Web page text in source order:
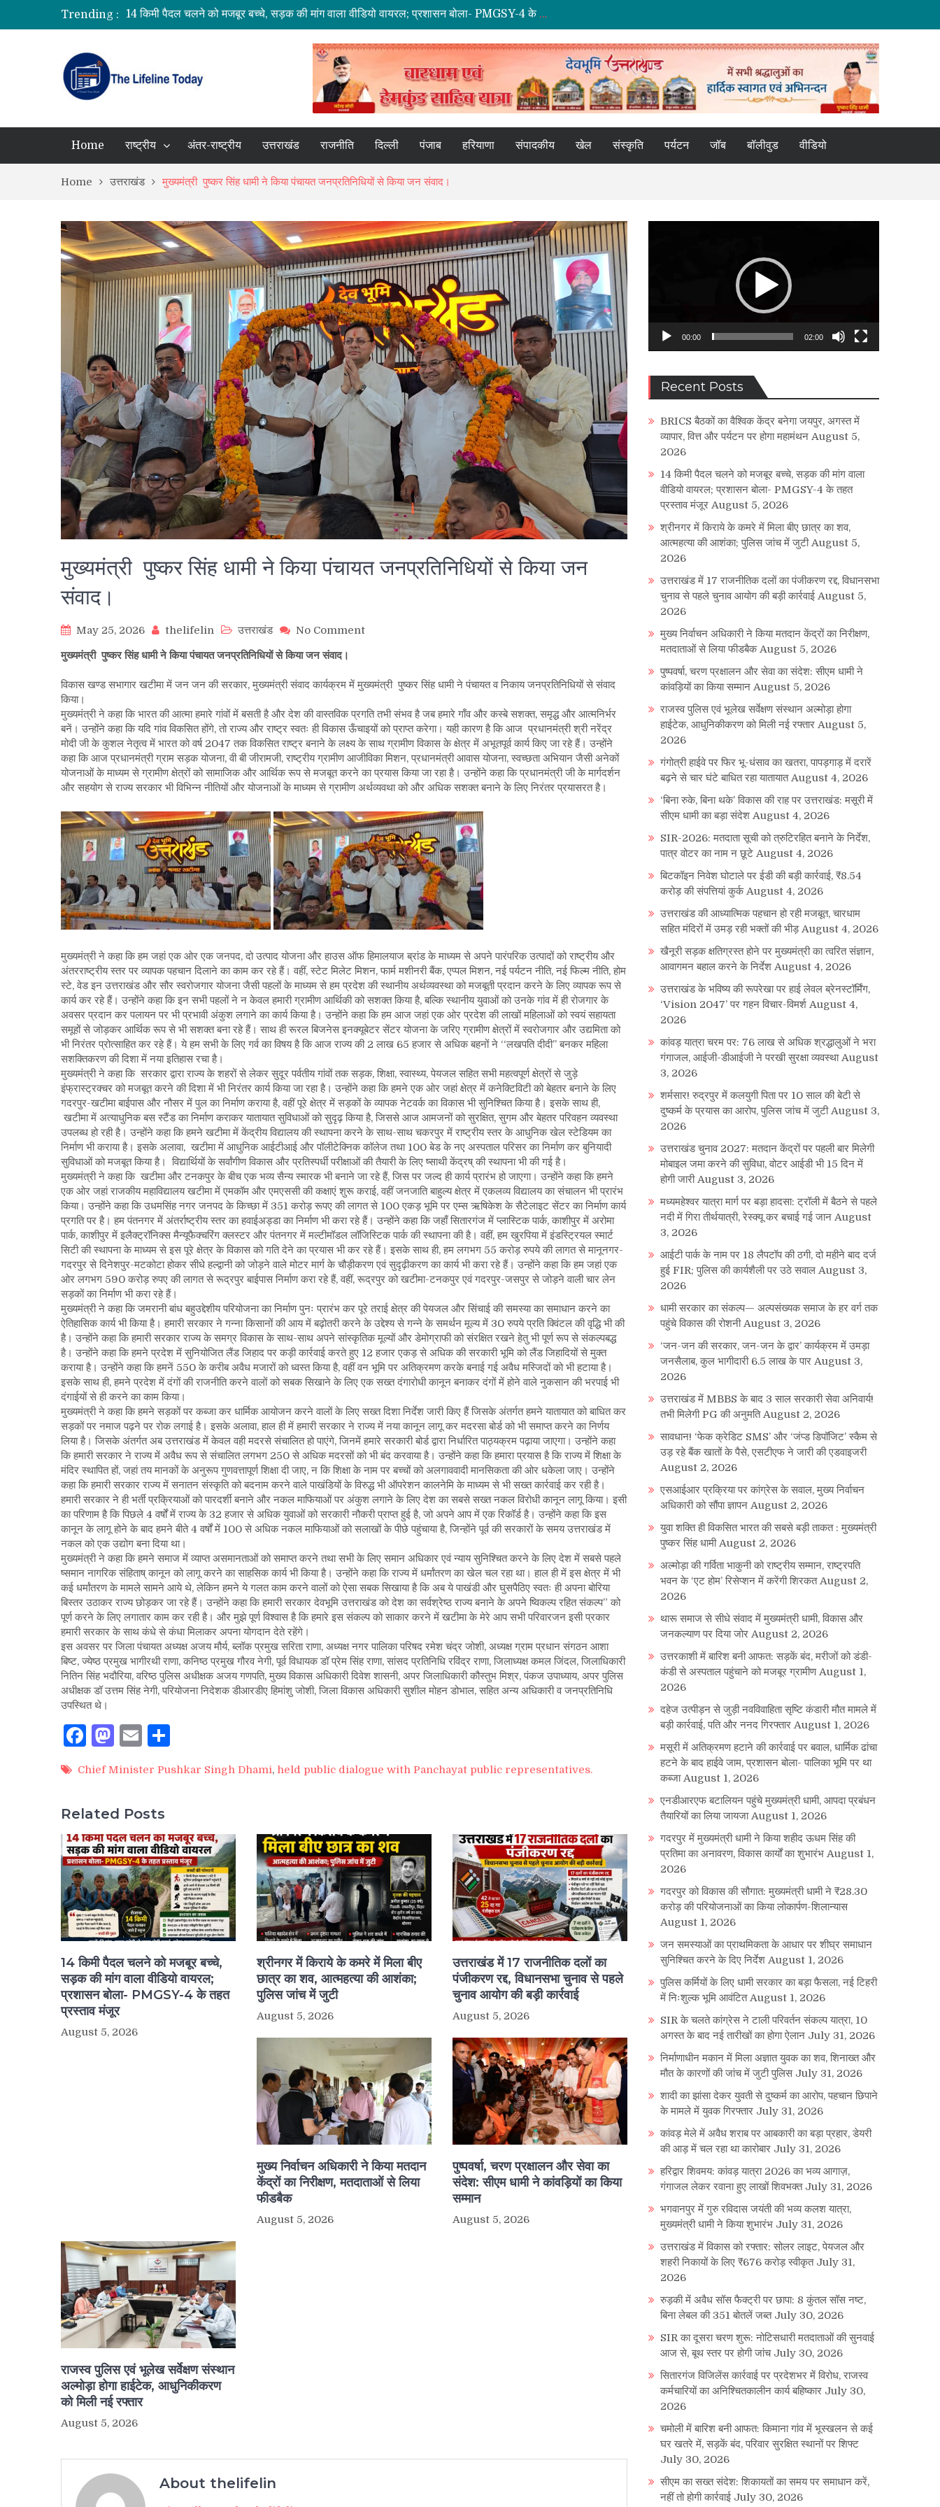
Trending :
श्रीनगर में किराये के कमरे में मिला बीए छात्र का शव, आत्महत्या की आशंका; पुलिस जांच में जुटी
उत्तराखंड में 17 राजनीतिक दलों का पंजीकरण रद्द, विधानसभा चुनाव से पहले चुनाव आयोग की बड़ी कार्रवाई
मुख्य निर्वाचन अधिकारी ने किया मतदान केंद्रों का निरीक्षण, मतदाताओं से लिया फीडबैक
BRICS बैठकों का वैश्विक केंद्र बनेगा जयपुर, अगस्त में व्यापार, वित्त और पर्यटन पर होगा महामंथन
Home राष्ट्रीय अंतर-राष्ट्रीय उत्तराखंड राजनीति दिल्ली पंजाब हरियाणा संपादकीय खेल संस्कृति पर्यटन जॉब बॉलीवुड वीडियो
Home उत्तराखंड मुख्यमंत्री पुष्कर सिंह धामी ने किया पंचायत जनप्रतिनिधियों से किया जन संवाद।
मुख्यमंत्री पुष्कर सिंह धामी ने किया पंचायत जनप्रतिनिधियों से किया जन
संवाद।
May 25, 2026 thelifelin उत्तराखंड No Commenton
धामी
किया
पंचायत
जनप्रतिनिधियों
से
किया
जन
मुख्यमंत्री पुष्कर सिंह धामी ने किया पंचायत जनप्रतिनिधियों से किया जन संवाद।
विकास खण्ड सभागार खटीमा में जन जन की सरकार, मुख्यमंत्री संवाद कार्यक्रम में मुख्यमंत्री पुष्कर सिंह धामी ने पंचायत व निकाय जनप्रतिनिधियों से संवाद
किया।
मुख्यमंत्री ने कहा कि भारत की आत्मा हमारे गांवों में बसती है और देश की वास्तविक प्रगति तभी संभव है जब हमारे गाँव और कस्बे सशक्त, समृद्ध और आत्मनिर्भर
बनें। उन्होंने कहा कि यदि गांव विकसित होंगे, तो राज्य और राष्ट्र स्वतः ही विकास ऊँचाइयों को प्राप्त करेगा। यही कारण है कि आज प्रधानमंत्री श्री नरेंद्र
मोदी जी के कुशल नेतृत्व में भारत को वर्ष 2047 तक विकसित राष्ट्र बनाने के लक्ष्य के साथ ग्रामीण विकास के क्षेत्र में अभूतपूर्व कार्य किए जा रहे हैं। उन्होंने
कहा कि आज प्रधानमंत्री ग्राम सड़क योजना, वी बी जीरामजी, राष्ट्रीय ग्रामीण आजीविका मिशन, प्रधानमंत्री आवास योजना, स्वच्छता अभियान जैसी अनेकों
योजनाओं के माध्यम से ग्रामीण क्षेत्रों को सामाजिक और आर्थिक रूप से मजबूत करने का प्रयास किया जा रहा है। उन्होंने कहा कि प्रधानमंत्री जी के मार्गदर्शन
और सहयोग से राज्य सरकार भी विभिन्न नीतियों और योजनाओं के माध्यम से ग्रामीण अर्थव्यवथा को और अधिक सशक्त बनाने के लिए निरंतर प्रयासरत है।
मुख्यमंत्री ने कहा कि हम जहां एक ओर एक जनपद, दो उत्पाद योजना और हाउस ऑफ हिमालयाज ब्रांड के माध्यम से अपने पारंपरिक उत्पादों को राष्ट्रीय और
अंतरराष्ट्रीय स्तर पर व्यापक पहचान दिलाने का काम कर रहे हैं। वहीं, स्टेट मिलेट मिशन, फार्म मशीनरी बैंक, एप्पल मिशन, नई पर्यटन नीति, नई फिल्म नीति, होम
स्टे, वेड इन उत्तराखंड और सौर स्वरोजगार योजना जैसी पहलों के माध्यम से हम प्रदेश की स्थानीय अर्थव्यवस्था को मजबूती प्रदान करने के लिए व्यापक रूप से
कार्य कर रहे हैं। उन्होंने कहा कि इन सभी पहलों ने न केवल हमारी ग्रामीण आर्थिकी को सशक्त किया है, बल्कि स्थानीय युवाओं को उनके गांव में ही रोजगार के
अवसर प्रदान कर पलायन पर भी प्रभावी अंकुश लगाने का कार्य किया है। उन्होंने कहा कि हम आज जहां एक ओर प्रदेश की लाखों महिलाओं को स्वयं सहायता
समूहों से जोड़कर आर्थिक रूप से भी सशक्त बना रहे हैं। साथ ही रूरल बिजनेस इनक्यूबेटर सेंटर योजना के जरिए ग्रामीण क्षेत्रों में स्वरोजगार और उद्यमिता को
भी निरंतर प्रोत्साहित कर रहे हैं। ये हम सभी के लिए गर्व का विषय है कि आज राज्य की 2 लाख 65 हजार से अधिक बहनों ने ‘‘लखपति दीदी’’ बनकर महिला
सशक्तिकरण की दिशा में नया इतिहास रचा है।
मुख्यमंत्री ने कहा कि सरकार द्वारा राज्य के शहरों से लेकर सुदूर पर्वतीय गांवों तक सड़क, शिक्षा, स्वास्थ्य, पेयजल सहित सभी महत्वपूर्ण क्षेत्रों से जुड़े
इंफ्रास्ट्रक्चर को मजबूत करने की दिशा में भी निरंतर कार्य किया जा रहा है। उन्होंने कहा कि हमने एक ओर जहां क्षेत्र में कनेक्टिविटी को बेहतर बनाने के लिए
गदरपुर-खटीमा बाईपास और नौसर में पुल का निर्माण कराया है, वहीं पूरे क्षेत्र में सड़कों के व्यापक नेटवर्क का विकास भी सुनिश्चित किया है। इसके साथ ही,
खटीमा में अत्याधुनिक बस स्टैंड का निर्माण कराकर यातायात सुविधाओं को सुदृढ़ किया है, जिससे आज आमजनों को सुरक्षित, सुगम और बेहतर परिवहन व्यवस्था
उपलब्ध हो रही है। उन्होंने कहा कि हमने खटीमा में केंद्रीय विद्यालय की स्थापना करने के साथ-साथ चकरपुर में राष्ट्रीय स्तर के आधुनिक खेल स्टेडियम का
निर्माण भी कराया है। इसके अलावा, खटीमा में आधुनिक आईटीआई और पॉलीटेक्निक कॉलेज तथा 100 बेड के नए अस्पताल परिसर का निर्माण कर बुनियादी
सुविधाओं को मजबूत किया है। विद्यार्थियों के सर्वांगीण विकास और प्रतिस्पर्धी परीक्षाओं की तैयारी के लिए ष्साथी केंद्रष् की स्थापना भी की गई है।
मुख्यमंत्री ने कहा कि खटीमा और टनकपुर के बीच एक भव्य सैन्य स्मारक भी बनाने जा रहे हैं, जिस पर जल्द ही कार्य प्रारंभ हो जाएगा। उन्होंने कहा कि हमने
एक ओर जहां राजकीय महाविद्यालय खटीमा में एमकॉम और एमएससी की कक्षाएं शुरू कराई, वहीं जनजाति बाहुल्य क्षेत्र में एकलव्य विद्यालय का संचालन भी प्रारंभ
किया। उन्होंने कहा कि उधमसिंह नगर जनपद के किच्छा में 351 करोड़ रूपए की लागत से 100 एकड़ भूमि पर एम्स ऋषिकेश के सैटेलाइट सेंटर का निर्माण कार्य
प्रगति पर है। हम पंतनगर में अंतर्राष्ट्रीय स्तर का हवाईअड्डा का निर्माण भी करा रहे हैं। उन्होंने कहा कि जहाँ सितारगंज में प्लास्टिक पार्क, काशीपुर में अरोमा
पार्क, काशीपुर में इलैक्ट्रॉनिक्स मैन्यूफैक्चरिंग क्लस्टर और पंतनगर में मल्टीमॉडल लॉजिस्टिक पार्क की स्थापना की है। वहीं, हम खुरपिया में इंडस्ट्रियल स्मार्ट
सिटी की स्थापना के माध्यम से इस पूरे क्षेत्र के विकास को गति देने का प्रयास भी कर रहे हैं। इसके साथ ही, हम लगभग 55 करोड़ रुपये की लागत से मानूनगर-
गदरपुर से दिनेशपुर-मटकोटा होकर सीधे हल्द्वानी को जोड़ने वाले मोटर मार्ग के चौड़ीकरण एवं सुदृढ़ीकरण का कार्य भी करा रहे हैं। उन्होंने कहा कि हम जहां एक
ओर लगभग 590 करोड़ रुपए की लागत से रूद्रपुर बाईपास निर्माण करा रहे हैं, वहीं, रूद्रपुर को खटीमा-टनकपुर एवं गदरपुर-जसपुर से जोड़ने वाली चार लेन
सड़कों का निर्माण भी करा रहे हैं।
मुख्यमंत्री ने कहा कि जमरानी बांध बहुउद्देशीय परियोजना का निर्माण पुनः प्रारंभ कर पूरे तराई क्षेत्र की पेयजल और सिंचाई की समस्या का समाधान करने का
ऐतिहासिक कार्य भी किया है। हमारी सरकार ने गन्ना किसानों की आय में बढ़ोतरी करने के उद्देश्य से गन्ने के समर्थन मूल्य में 30 रुपये प्रति क्विंटल की वृद्धि भी की
है। उन्होंने कहा कि हमारी सरकार राज्य के समग्र विकास के साथ-साथ अपने सांस्कृतिक मूल्यों और डेमोग्राफी को संरक्षित रखने हेतु भी पूर्ण रूप से संकल्पबद्ध
है। उन्होंने कहा कि हमने प्रदेश में सुनियोजित लैंड जिहाद पर कड़ी कार्रवाई करते हुए 12 हजार एकड़ से अधिक की सरकारी भूमि को लैंड जिहादियों से मुक्त
कराया है। उन्होंने कहा कि हमनें 550 के करीब अवैध मजारों को ध्वस्त किया है, वहीं वन भूमि पर अतिक्रमण करके बनाई गई अवैध मस्जिदों को भी हटाया है।
इसके साथ ही, हमने प्रदेश में दंगों की राजनीति करने वालों को सबक सिखाने के लिए एक सख्त दंगारोधी कानून बनाकर दंगों में होने वाले नुकसान की भरपाई भी
दंगाईयों से ही करने का काम किया।
मुख्यमंत्री ने कहा कि हमने सड़कों पर कब्जा कर धार्मिक आयोजन करने वालों के लिए सख्त दिशा निर्देश जारी किए हैं जिसके अंतर्गत हमने यातायात को बाधित कर
सड़कों पर नमाज पढ़ने पर रोक लगाई है। इसके अलावा, हाल ही में हमारी सरकार ने राज्य में नया कानून लागू कर मदरसा बोर्ड को भी समाप्त करने का निर्णय
लिया है। जिसके अंतर्गत अब उत्तराखंड में केवल वही मदरसे संचालित हो पाएंगे, जिनमें हमारे सरकारी बोर्ड द्वारा निर्धारित पाठ्यक्रम पढ़ाया जाएगा। उन्होंने कहा
कि हमारी सरकार ने राज्य में अवैध रूप से संचालित लगभग 250 से अधिक मदरसों को भी बंद करवाया है। उन्होंने कहा कि हमारा प्रयास है कि राज्य में शिक्षा के
मंदिर स्थापित हों, जहां तय मानकों के अनुरूप गुणवत्तापूर्ण शिक्षा दी जाए, न कि शिक्षा के नाम पर बच्चों को अलगाववादी मानसिकता की ओर धकेला जाए। उन्होंने
कहा कि हमारी सरकार राज्य में सनातन संस्कृति को बदनाम करने वाले पाखंडियों के विरुद्ध भी ऑपरेशन कालनेमि के माध्यम से भी सख्त कार्रवाई कर रही है।
हमारी सरकार ने ही भर्ती प्रक्रियाओं को पारदर्शी बनाने और नकल माफियाओं पर अंकुश लगाने के लिए देश का सबसे सख्त नकल विरोधी कानून लागू किया। इसी
का परिणाम है कि पिछले 4 वर्षों में राज्य के 32 हजार से अधिक युवाओं को सरकारी नौकरी प्राप्त हुई है, जो अपने आप में एक रिकॉर्ड है। उन्होंने कहा कि इस
कानून के लागू होने के बाद हमने बीते 4 वर्षों में 100 से अधिक नकल माफियाओं को सलाखों के पीछे पहुंचाया है, जिन्होंने पूर्व की सरकारों के समय उत्तराखंड में
नकल को एक उद्योग बना दिया था।
मुख्यमंत्री ने कहा कि हमने समाज में व्याप्त असमानताओं को समाप्त करने तथा सभी के लिए समान अधिकार एवं न्याय सुनिश्चित करने के लिए देश में सबसे पहले
ष्समान नागरिक संहिताष् कानून को लागू करने का साहसिक कार्य भी किया है। उन्होंने कहा कि राज्य में धर्मांतरण का खेल चल रहा था। हाल ही में इस क्षेत्र में भी
कई धर्मांतरण के मामले सामने आये थे, लेकिन हमने ये गलत काम करने वालों को ऐसा सबक सिखाया है कि अब ये पाखंडी और घुसपैठिए स्वतः ही अपना बोरिया
बिस्तर उठाकर राज्य छोड़कर जा रहे हैं। उन्होंने कहा कि हमारी सरकार देवभूमि उत्तराखंड को देश का सर्वश्रेष्ठ राज्य बनाने के अपने ष्विकल्प रहित संकल्प” को
पूर्ण करने के लिए लगातार काम कर रही है। और मुझे पूर्ण विश्वास है कि हमारे इस संकल्प को साकार करने में खटीमा के मेरे आप सभी परिवारजन इसी प्रकार
हमारी सरकार के साथ कंधे से कंधा मिलाकर अपना योगदान देते रहेंगे।
इस अवसर पर जिला पंचायत अध्यक्ष अजय मौर्य, ब्लॉक प्रमुख सरिता राणा, अध्यक्ष नगर पालिका परिषद रमेश चंद्र जोशी, अध्यक्ष ग्राम प्रधान संगठन आशा
बिष्ट, ज्येष्ठ प्रमुख भागीरथी राणा, कनिष्ठ प्रमुख गौरव नेगी, पूर्व विधायक डॉ प्रेम सिंह राणा, सांसद प्रतिनिधि रविंद्र राणा, जिलाध्यक्ष कमल जिंदल, जिलाधिकारी
नितिन सिंह भदौरिया, वरिष्ठ पुलिस अधीक्षक अजय गणपति, मुख्य विकास अधिकारी दिवेश शासनी, अपर जिलाधिकारी कौस्तुभ मिश्र, पंकज उपाध्याय, अपर पुलिस
अधीक्षक डॉ उत्तम सिंह नेगी, परियोजना निदेशक डीआरडीए हिमांशु जोशी, जिला विकास अधिकारी सुशील मोहन डोभाल, सहित अन्य अधिकारी व जनप्रतिनिधि
उपस्थित थे।
Facebook
Mastodon
Email
Chief Minister Pushkar Singh Dhami, held public dialogue with Panchayat public representatives.
Related Posts
14 किमी पैदल चलने को मजबूर बच्चे,
सड़क की मांग वाला वीडियो वायरल;
प्रशासन बोला- PMGSY-4 के तहत
प्रस्ताव मंजूर
August 5, 2026
श्रीनगर में किराये के कमरे में मिला बीए
छात्र का शव, आत्महत्या की आशंका;
पुलिस जांच में जुटी
August 5, 2026
उत्तराखंड में 17 राजनीतिक दलों का
पंजीकरण रद्द, विधानसभा चुनाव से पहले
चुनाव आयोग की बड़ी कार्रवाई
August 5, 2026
मुख्य निर्वाचन अधिकारी ने किया मतदान
केंद्रों का निरीक्षण, मतदाताओं से लिया
फीडबैक
August 5, 2026
पुष्पवर्षा, चरण प्रक्षालन और सेवा का
संदेश: सीएम धामी ने कांवड़ियों का किया
सम्मान
August 5, 2026
राजस्व पुलिस एवं भूलेख सर्वेक्षण संस्थान
अल्मोड़ा होगा हाईटेक, आधुनिकीकरण
को मिली नई रफ्तार
August 5, 2026
About thelifelin
00:00 02:00
Recent Posts
BRICS बैठकों का वैश्विक केंद्र बनेगा जयपुर, अगस्त में
व्यापार, वित्त और पर्यटन पर होगा महामंथन August 5,
2026
14 किमी पैदल चलने को मजबूर बच्चे, सड़क की मांग वाला
वीडियो वायरल; प्रशासन बोला- PMGSY-4 के तहत
प्रस्ताव मंजूर August 5, 2026
श्रीनगर में किराये के कमरे में मिला बीए छात्र का शव,
आत्महत्या की आशंका; पुलिस जांच में जुटी August 5,
2026
उत्तराखंड में 17 राजनीतिक दलों का पंजीकरण रद्द, विधानसभा
चुनाव से पहले चुनाव आयोग की बड़ी कार्रवाई August 5,
2026
मुख्य निर्वाचन अधिकारी ने किया मतदान केंद्रों का निरीक्षण,
मतदाताओं से लिया फीडबैक August 5, 2026
पुष्पवर्षा, चरण प्रक्षालन और सेवा का संदेश: सीएम धामी ने
कांवड़ियों का किया सम्मान August 5, 2026
राजस्व पुलिस एवं भूलेख सर्वेक्षण संस्थान अल्मोड़ा होगा
हाईटेक, आधुनिकीकरण को मिली नई रफ्तार August 5,
2026
गंगोत्री हाईवे पर फिर भू-धंसाव का खतरा, पापड़गाड़ में दरारें
बढ़ने से चार घंटे बाधित रहा यातायात August 4, 2026
‘बिना रुके, बिना थके’ विकास की राह पर उत्तराखंड: मसूरी में
सीएम धामी का बड़ा संदेश August 4, 2026
SIR-2026: मतदाता सूची को त्रुटिरहित बनाने के निर्देश,
पात्र वोटर का नाम न छूटे August 4, 2026
बिटकॉइन निवेश घोटाले पर ईडी की बड़ी कार्रवाई, ₹8.54
करोड़ की संपत्तियां कुर्क August 4, 2026
उत्तराखंड की आध्यात्मिक पहचान हो रही मजबूत, चारधाम
सहित मंदिरों में उमड़ रही भक्तों की भीड़ August 4, 2026
खैनूरी सड़क क्षतिग्रस्त होने पर मुख्यमंत्री का त्वरित संज्ञान,
आवागमन बहाल करने के निर्देश August 4, 2026
उत्तराखंड के भविष्य की रूपरेखा पर हाई लेवल ब्रेनस्टॉर्मिंग,
‘Vision 2047’ पर गहन विचार-विमर्श August 4,
2026
कांवड़ यात्रा चरम पर: 76 लाख से अधिक श्रद्धालुओं ने भरा
गंगाजल, आईजी-डीआईजी ने परखी सुरक्षा व्यवस्था August
3, 2026
शर्मसार! रुद्रपुर में कलयुगी पिता पर 10 साल की बेटी से
दुष्कर्म के प्रयास का आरोप, पुलिस जांच में जुटी August 3,
2026
उत्तराखंड चुनाव 2027: मतदान केंद्रों पर पहली बार मिलेगी
मोबाइल जमा करने की सुविधा, वोटर आईडी भी 15 दिन में
होगी जारी August 3, 2026
मध्यमहेश्वर यात्रा मार्ग पर बड़ा हादसा: ट्रॉली में बैठने से पहले
नदी में गिरा तीर्थयात्री, रेस्क्यू कर बचाई गई जान August
3, 2026
आईटी पार्क के नाम पर 18 लैपटॉप की ठगी, दो महीने बाद दर्ज
हुई FIR; पुलिस की कार्यशैली पर उठे सवाल August 3,
2026
धामी सरकार का संकल्प— अल्पसंख्यक समाज के हर वर्ग तक
पहुंचे विकास की रोशनी August 3, 2026
‘जन-जन की सरकार, जन-जन के द्वार’ कार्यक्रम में उमड़ा
जनसैलाब, कुल भागीदारी 6.5 लाख के पार August 3,
2026
उत्तराखंड में MBBS के बाद 3 साल सरकारी सेवा अनिवार्य!
तभी मिलेगी PG की अनुमति August 2, 2026
सावधान! ‘फेक क्रेडिट SMS’ और ‘जंप्ड डिपॉजिट’ स्कैम से
उड़ रहे बैंक खातों के पैसे, एसटीएफ ने जारी की एडवाइजरी
August 2, 2026
एसआईआर प्रक्रिया पर कांग्रेस के सवाल, मुख्य निर्वाचन
अधिकारी को सौंपा ज्ञापन August 2, 2026
युवा शक्ति ही विकसित भारत की सबसे बड़ी ताकत : मुख्यमंत्री
पुष्कर सिंह धामी August 2, 2026
अल्मोड़ा की गर्विता भाकुनी को राष्ट्रीय सम्मान, राष्ट्रपति
भवन के ‘एट होम’ रिसेप्शन में करेंगी शिरकत August 2,
2026
थारू समाज से सीधे संवाद में मुख्यमंत्री धामी, विकास और
जनकल्याण पर दिया जोर August 2, 2026
उत्तरकाशी में बारिश बनी आफत: सड़कें बंद, मरीजों को डंडी-
कंडी से अस्पताल पहुंचाने को मजबूर ग्रामीण August 1,
2026
दहेज उत्पीड़न से जुड़ी नवविवाहिता सृष्टि कंडारी मौत मामले में
बड़ी कार्रवाई, पति और ननद गिरफ्तार August 1, 2026
मसूरी में अतिक्रमण हटाने की कार्रवाई पर बवाल, धार्मिक ढांचा
हटने के बाद हाईवे जाम, प्रशासन बोला- पालिका भूमि पर था
कब्जा August 1, 2026
एनडीआरएफ बटालियन पहुंचे मुख्यमंत्री धामी, आपदा प्रबंधन
तैयारियों का लिया जायजा August 1, 2026
गदरपुर में मुख्यमंत्री धामी ने किया शहीद ऊधम सिंह की
प्रतिमा का अनावरण, विकास कार्यों का शुभारंभ August 1,
2026
गदरपुर को विकास की सौगात: मुख्यमंत्री धामी ने ₹28.30
करोड़ की परियोजनाओं का किया लोकार्पण-शिलान्यास
August 1, 2026
जन समस्याओं का प्राथमिकता के आधार पर शीघ्र समाधान
सुनिश्चित करने के दिए निर्देश August 1, 2026
पुलिस कर्मियों के लिए धामी सरकार का बड़ा फैसला, नई टिहरी
में निःशुल्क भूमि आवंटित August 1, 2026
SIR के चलते कांग्रेस ने टाली परिवर्तन संकल्प यात्रा, 10
अगस्त के बाद नई तारीखों का होगा ऐलान July 31, 2026
निर्माणाधीन मकान में मिला अज्ञात युवक का शव, शिनाख्त और
मौत के कारणों की जांच में जुटी पुलिस July 31, 2026
शादी का झांसा देकर युवती से दुष्कर्म का आरोप, पहचान छिपाने
के मामले में युवक गिरफ्तार July 31, 2026
कांवड़ मेले में अवैध शराब पर आबकारी का बड़ा प्रहार, डेयरी
की आड़ में चल रहा था कारोबार July 31, 2026
हरिद्वार शिवमय: कांवड़ यात्रा 2026 का भव्य आगाज़,
गंगाजल लेकर रवाना हुए लाखों शिवभक्त July 31, 2026
भगवानपुर में गुरु रविदास जयंती की भव्य कलश यात्रा,
मुख्यमंत्री धामी ने किया शुभारंभ July 31, 2026
उत्तराखंड में विकास को रफ्तार: सोलर लाइट, पेयजल और
शहरी निकायों के लिए ₹676 करोड़ स्वीकृत July 31,
2026
रुड़की में अवैध सॉस फैक्ट्री पर छापा: 8 कुंतल सॉस नष्ट,
बिना लेबल की 351 बोतलें जब्त July 30, 2026
SIR का दूसरा चरण शुरू: नोटिसधारी मतदाताओं की सुनवाई
आज से, बूथ स्तर पर होगी जांच July 30, 2026
सितारगंज विजिलेंस कार्रवाई पर प्रदेशभर में विरोध, राजस्व
कर्मचारियों का अनिश्चितकालीन कार्य बहिष्कार July 30,
2026
चमोली में बारिश बनी आफत: किमाना गांव में भूस्खलन से कई
घर खतरे में, सड़कें बंद, परिवार सुरक्षित स्थानों पर शिफ्ट
July 30, 2026
सीएम का सख्त संदेश: शिकायतों का समय पर समाधान करें,
नहीं तो होगी कार्रवाई July 30, 2026